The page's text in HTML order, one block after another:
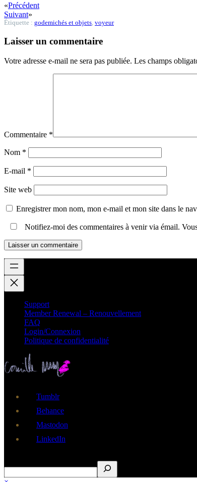
«Précédent
Suivant»
Étiquette : godemichés et objets voyeur
Laisser un commentaire
Votre adresse e-mail ne sera pas publiée. Les champs
Commentaire *
Nom *
E-mail *
Site web
Enregistrer mon nom, mon e-mail et mon site dans le
Notifiez-moi des commentaires à venir via émail.
Support
Member Renewal – Renouvellement
FAQ
Login/Connexion
Politique de confidentialité
Tumblr
Behance
Mastodon
LinkedIn